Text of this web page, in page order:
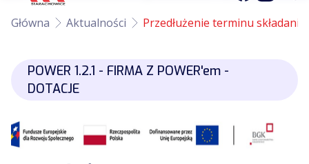
Główna Aktualności Przedłużenie terminu
POWER 1.2.1 - FIRMA Z POWER'em -
DOTACJE